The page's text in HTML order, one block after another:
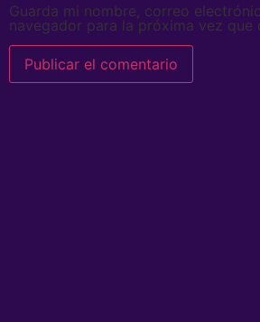
Guarda mi nombre, correo
navegador para la próxima vez que